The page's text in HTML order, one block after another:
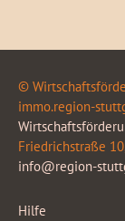
©
immo.region-
Friedrichstraße
info@region-
Hilfe